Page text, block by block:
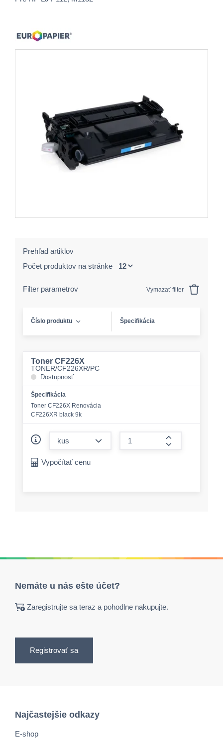
Prehľad artiklov
Počet produktov na stránke
Filter parametrov Vymazať filter
Číslo produktu Špecifikácia
Toner CF226X
TONER/CF226XR/PC
Dostupnosť
Špecifikácia
Toner CF226X Renovácia
CF226XR black 9k
form.increase-
Vypočítať cenu
Nemáte u nás ešte účet?
Zaregistrujte sa teraz a pohodlne nakupujte.
Registrovať sa
Najčastejšie odkazy
E-shop